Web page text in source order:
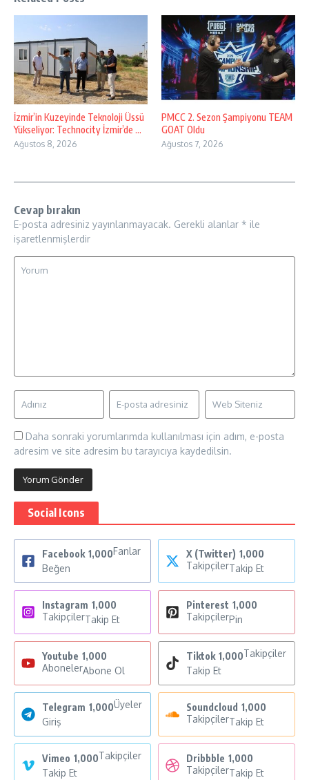
İzmir’in Kuzeyinde Teknoloji Üssü
Yükseliyor: Technocity İzmir’de ...
Ağustos 8, 2026
PMCC 2. Sezon Şampiyonu TEAM
GOAT Oldu
Ağustos 7, 2026
Cevap bırakın
E-posta adresiniz yayınlanmayacak. Gerekli alanlar * ile
işaretlenmişlerdir
Daha sonraki yorumlarımda kullanılması için adım, e-posta
adresim ve site adresim bu tarayıcıya kaydedilsin.
Social Icons
Facebook 1,000Fanlar
Beğen
X (Twitter) 1,000
TakipçilerTakip Et
Instagram 1,000
TakipçilerTakip Et
Pinterest 1,000
TakipçilerPin
Youtube 1,000
AbonelerAbone Ol
Tiktok 1,000Takipçiler
Takip Et
Telegram 1,000Üyeler
Giriş
Soundcloud 1,000
TakipçilerTakip Et
Vimeo 1,000Takipçiler
Takip Et
Dribbble 1,000
TakipçilerTakip Et